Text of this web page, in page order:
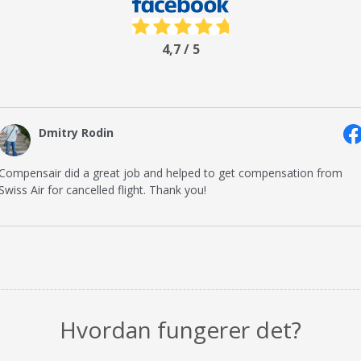
4,7 / 5
Dmitry Rodin
did a great job and helped to get compensation from
Air for cancelled flight. Thank you!
Hvordan fungerer det?